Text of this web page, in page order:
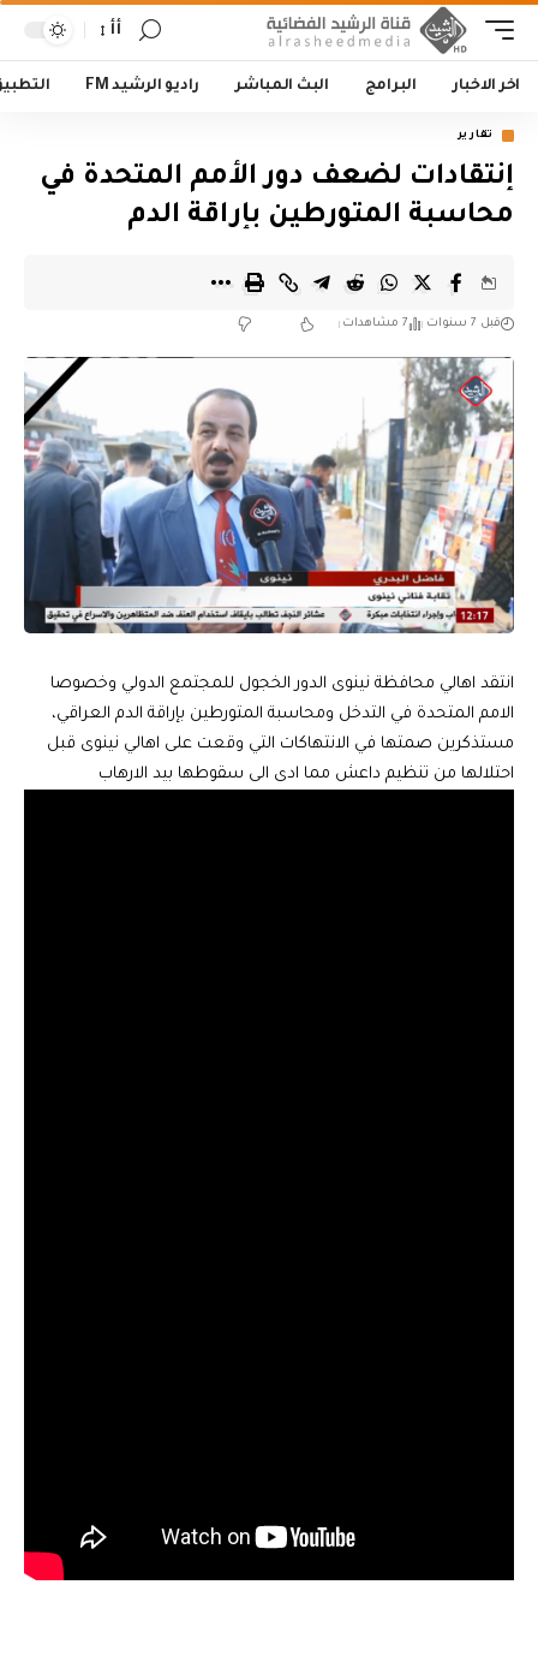
أأ
اخر الاخبار البرامج البث المباشر راديو الرشيد FM
تقارير
إنتقادات لضعف دور الأمم المتحدة في
محاسبة المتورطين بإراقة الدم
قبل 7 سنوات 7 مشاهدات
انتقد اهالي محافظة نينوى الدور الخجول للمجتمع الدولي وخصوصا
الامم المتحدة في التدخل ومحاسبة المتورطين بإراقة الدم العراقي،
مستذكرين صمتها في الانتهاكات التي وقعت على اهالي نينوى قبل
احتلالها من تنظيم داعش مما ادى الى سقوطها بيد الارهاب